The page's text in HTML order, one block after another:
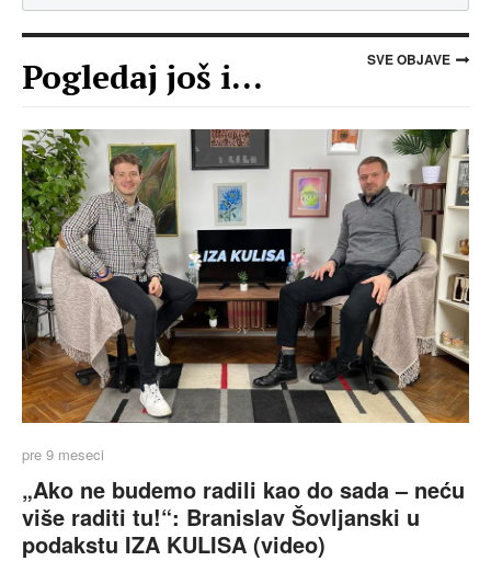
Pogledaj još i... SVE OBJAVE
pre 9 meseci
„Ako ne budemo radili kao do sada – neću
više raditi tu!“: Branislav Šovljanski u
podakstu IZA KULISA (video)